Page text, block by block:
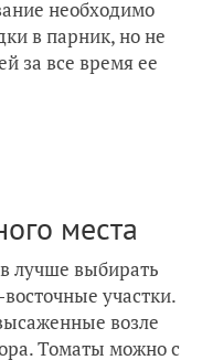
необходимо
в парник, но не
за все время ее
места
лучше выбирать
участки.
возле
Томаты можно с